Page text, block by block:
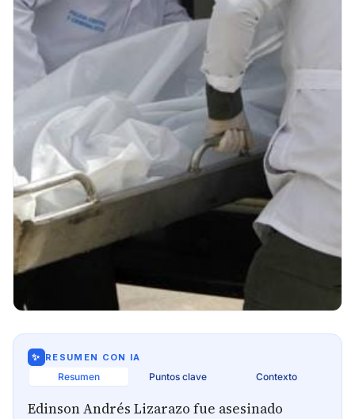
✨ RESUMEN CON IA
Resumen Puntos clave Contexto
Edinson Andrés Lizarazo fue asesinado